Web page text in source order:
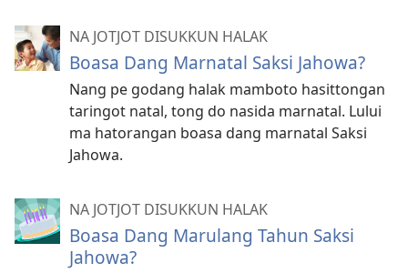
NA JOTJOT DISUKKUN HALAK
Boasa Dang Marnatal Saksi Jahowa?
Nang pe godang halak mamboto hasittongan
taringot natal, tong do nasida marnatal. Lului
ma hatorangan boasa dang marnatal Saksi
Jahowa.
NA JOTJOT DISUKKUN HALAK
Boasa Dang Marulang Tahun Saksi
Jahowa?